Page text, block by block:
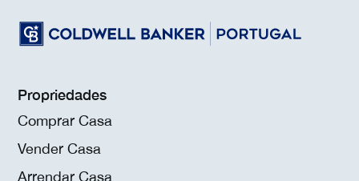
Propriedades
Comprar Casa
Vender Casa
Arrendar Casa